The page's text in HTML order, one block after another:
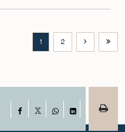
1 2
Facebook
WhatsAppLinkedIn